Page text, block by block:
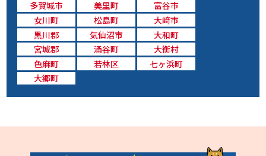
多賀城市
美里町
富谷市
女川町
松島町
大﨑市
黒川郡
気仙沼市
大和町
宮城郡
涌谷町
大衡村
色麻町
若林区
七ヶ浜町
大郷町